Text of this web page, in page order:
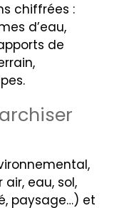
chiffrées :
d’eau,
de
eau, sol,
paysage…) et